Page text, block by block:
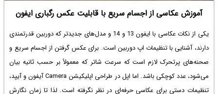
آموزش عکاسی از اجسام سریع با قابلیت عکس رگباری ایفون
یکی از نکاتعکاسی با ایفون 13
و 14 و مدل‌های جدیدتر که دوربین قدرتمندی
دارند، آشنایی با تنظیمات اپ دوربین است. برای عکس گرفتن از اجسام سریع و
صحنه‌های پرتحرک لازم است که سرعت شاتر که معمولاً بر حسب ثانیه بیان
می‌شود، عدد کوچکی باشد. اما اپل در طراحی اپلیکیشن Camera آیفون و آیپد،
تنظیمات دستی برای عکاسی حرفه‌ای در نظر نگرفته است. لذا تا زمان نگارش